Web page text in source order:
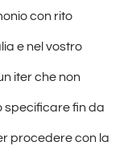
con rito
e nel vostro
iter che non
specificare fin da
procedere con la